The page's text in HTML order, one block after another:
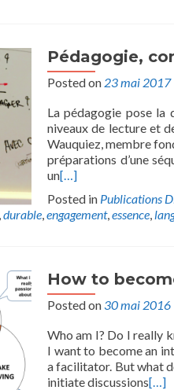
Pédagogie,
Posted on 23 mai 2017
La pédagogie pose la
niveaux de lecture et
Wauquiez, membre
préparations d’une
un[…]
Posted in Publications
,durable,engagement,essence,
How to
Posted on 30 mai 2016
Who am I? Do I really
I want to become an
a facilitator. But what
initiate discussions[…]